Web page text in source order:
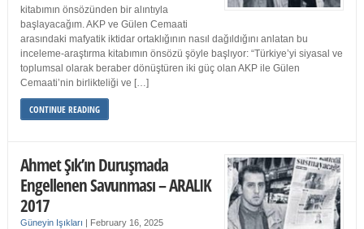
kitabımın önsözünden bir alıntıyla
başlayacağım. AKP ve Gülen Cemaati
arasındaki mafyatik iktidar ortaklığının nasıl dağıldığını anlatan bu
inceleme-araştırma kitabımın önsözü şöyle başlıyor: “Türkiye’yi siyasal ve
toplumsal olarak beraber dönüştüren iki güç olan AKP ile Gülen
Cemaati’nin birlikteliği ve […]
CONTINUE READING
Ahmet Şık’ın Duruşmada
Engellenen Savunması – ARALIK
2017
Güneyin Işıkları | February 16, 2025